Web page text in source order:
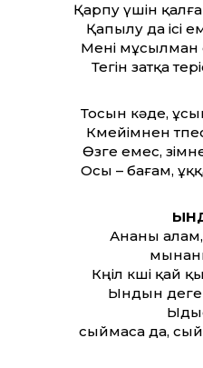
Қарпу үшін
Қапылу да ісі
Мені мұсылман
Тегін затқа
Тосын кәде,
Көмейімнен
Өзге емес,
Осы – бағам,
Ананы
Көңіл көші қай
Ындын
сыймаса да,